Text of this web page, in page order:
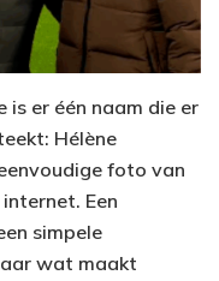
er één naam die er
Hélène
foto van
Een
simpele
wat maakt